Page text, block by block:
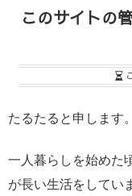
このサイトの
たるたると申します。
一人暮らしを始めた
が長い生活をしてい